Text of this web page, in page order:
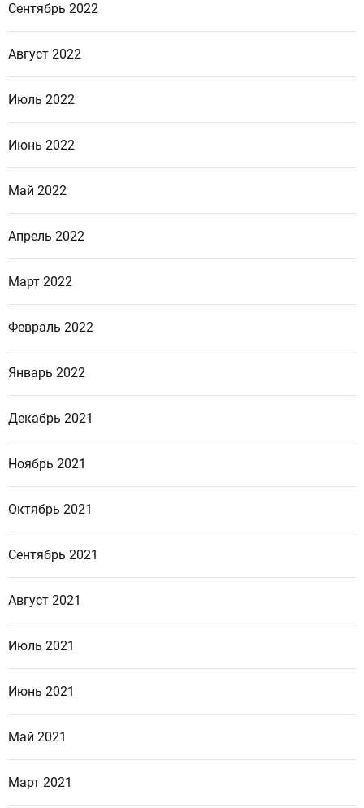
Сентябрь 2022
Август 2022
Июль 2022
Июнь 2022
Май 2022
Апрель 2022
Март 2022
Февраль 2022
Январь 2022
Декабрь 2021
Ноябрь 2021
Октябрь 2021
Сентябрь 2021
Август 2021
Июль 2021
Июнь 2021
Май 2021
Март 2021